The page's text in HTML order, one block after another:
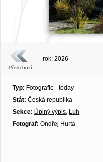
Předchozí
rok: 2026
Typ: Fotografie - today
Stát: Česká republika
Sekce: Úplný výpis, Luh
Fotograf: Ondřej Hurta